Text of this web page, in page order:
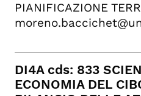
PIANIFICAZIONE
DI4A cds: 833
ECONOMIA DEL